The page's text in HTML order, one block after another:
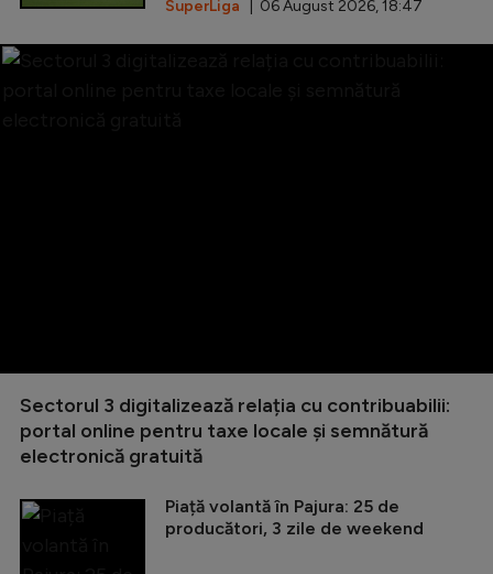
SuperLiga | 06 August 2026, 18:47
Sectorul 3 digitalizează relația cu contribuabilii:
portal online pentru taxe locale și semnătură
electronică gratuită
Piață volantă în Pajura: 25 de
producători, 3 zile de weekend